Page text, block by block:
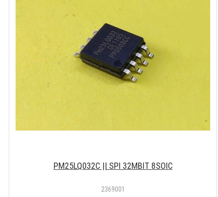
PM25LQ032C || SPI 32MBIT 8SOIC
2369001